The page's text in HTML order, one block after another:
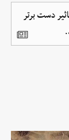
دست برتر